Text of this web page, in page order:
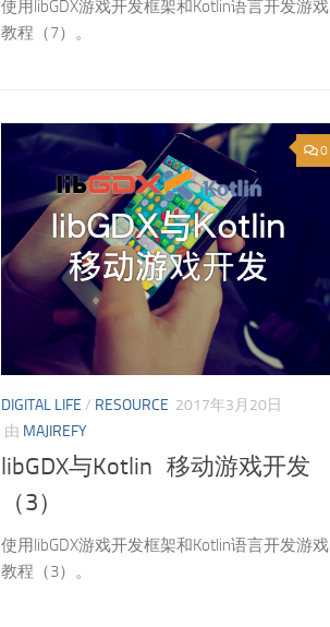
使用libGDX游戏开发框架和Kotlin语言开发游戏
教程（7）。
0
DIGITAL LIFE / RESOURCE 2017年3月20日
由 MAJIREFY
libGDX与Kotlin 移动游戏开发
（3）
使用libGDX游戏开发框架和Kotlin语言开发游戏
教程（3）。